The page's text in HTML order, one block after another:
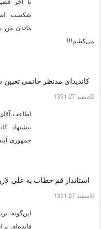
تا آخر
شکست
ماندن من
می‌کشم!!!
کاندیدای مدنظر خاتمی
اسفند 27 1391
اطاعت:
پیشنهاد
جمهوری
استاندار قم خطاب به علی
اسفند 27 1391
این‌گونه
فایده‌ای